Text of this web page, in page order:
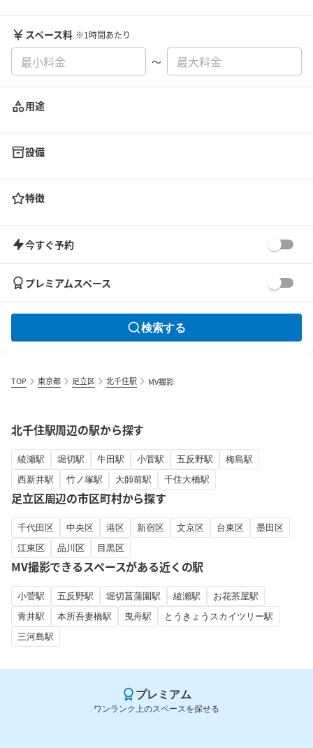
スペース料 ※1時間あたり
〜
用途
設備
特徴
今すぐ予約
プレミアムスペース
検索する
TOP 東京都 足立区 北千住駅 MV撮影
北千住駅周辺の駅から探す
綾瀬駅 堀切駅 牛田駅 小菅駅 五反野駅
梅島駅
西新井駅
竹ノ塚駅 大師前駅 千住大橋駅
足立区周辺の市区町村から探す
千代田区 中央区 港区 新宿区 文京区 台東区
墨田区
江東区
品川区 目黒区
MV撮影できるスペースがある近くの駅
小菅駅 五反野駅 堀切菖蒲園駅 綾瀬駅
お花茶屋駅
青井駅
本所吾妻橋駅 曳舟駅
とうきょうスカイツリー駅
三河島駅
プレミアム
ワンランク上のスペースを探せる